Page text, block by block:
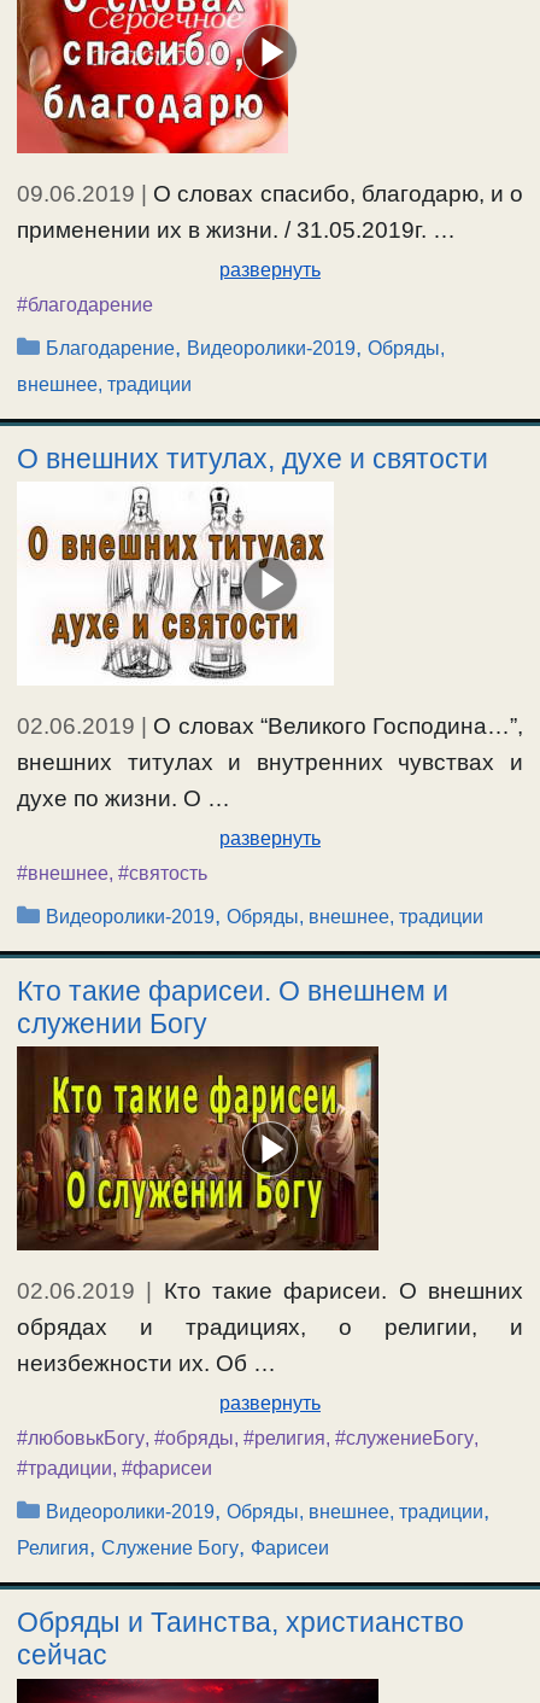
09.06.2019 | О словах спасибо, благодарю, и о
применении их в жизни. / 31.05.2019г. …
развернуть
#благодарение
Рубрики
Благодарение, Видеоролики-2019,Обряды,
внешнее, традиции
О внешних титулах, духе и святости
02.06.2019 | О словах “Великого Господина…”,
внешних титулах и внутренних чувствах и
духе по жизни. О …
развернуть
#внешнее, #святость
Рубрики
Видеоролики-2019,Обряды, внешнее, традиции
Кто такие фарисеи. О внешнем и
служении Богу
02.06.2019
Кто такие фарисеи. О внешних
обрядах и традициях, о религии, и
неизбежности их. Об …
развернуть
#любовькБогу, #обряды, #религия, #служениеБогу,
#традиции, #фарисеи
Рубрики
Видеоролики-2019,Обряды, внешнее, традиции,
Религия, Служение Богу, Фарисеи
Обряды и Таинства, христианство
сейчас